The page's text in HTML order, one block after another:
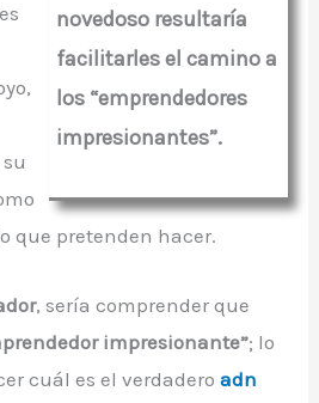
novedoso resultaría
facilitarles el camino a
los “emprendedores
impresionantes”.
que pretenden hacer.
, sería comprender que
impresionante”; lo
cuál es el verdaderoadn